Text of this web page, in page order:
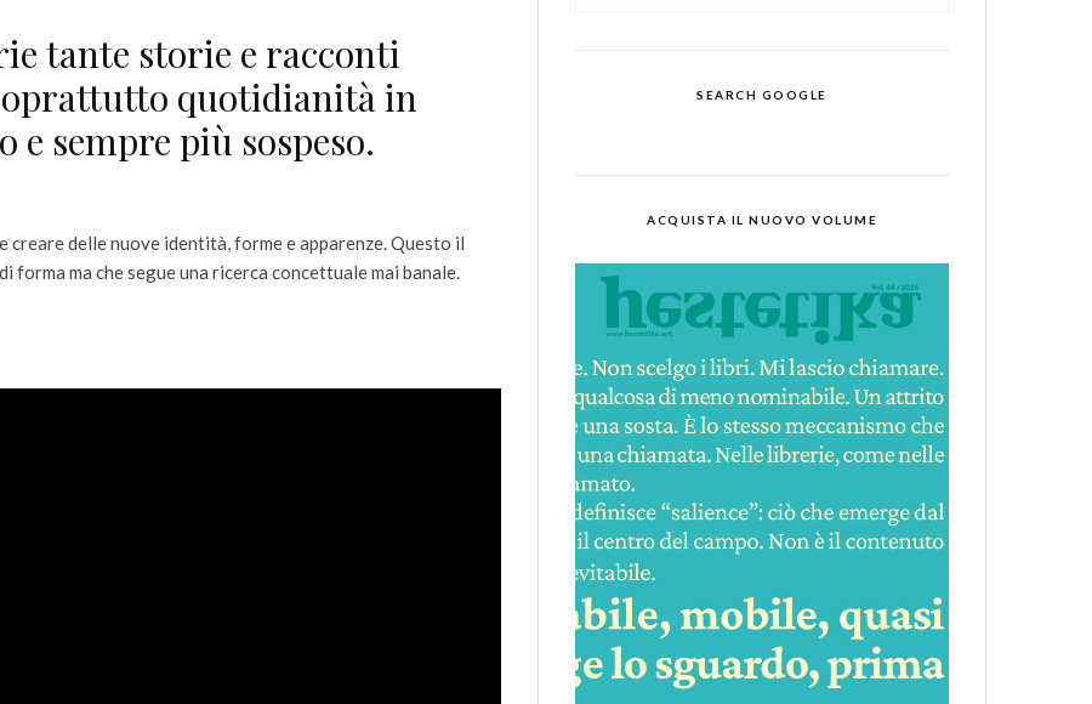
tante storie e racconti
quotidianità in
sempre più sospeso.
delle nuove identità, forme e apparenze. Questo il
ma che segue una ricerca concettuale mai banale.
SEARCH GOOGLE
ACQUISTA IL NUOVO VOLUME